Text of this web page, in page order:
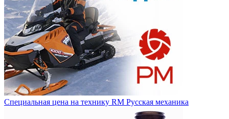
Специальная цена на технику RM Русская механика